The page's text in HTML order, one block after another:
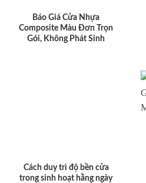
Báo Giá Cửa Nhựa
Composite Màu Đơn Trọn
Gói, Không Phát Sinh
Cách duy trì độ bền cửa
trong sinh hoạt hằng ngày